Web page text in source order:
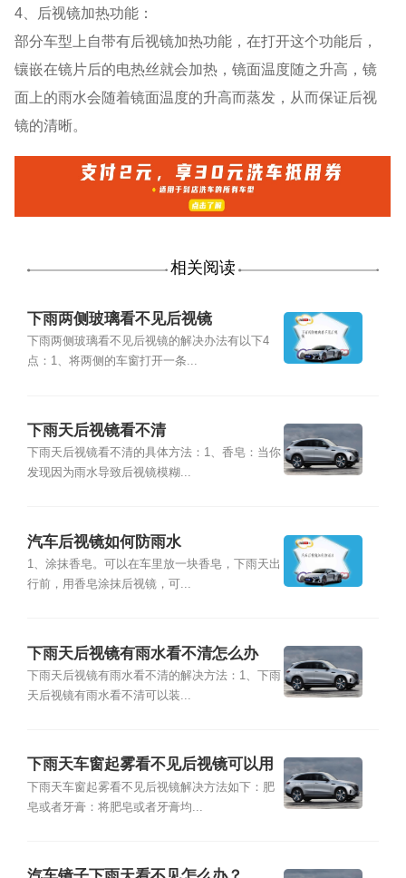
4、后视镜加热功能：
部分车型上自带有后视镜加热功能，在打开这个功能后，
镶嵌在镜片后的电热丝就会加热，镜面温度随之升高，镜
面上的雨水会随着镜面温度的升高而蒸发，从而保证后视
镜的清晰。
相关阅读
下雨两侧玻璃看不见后视镜
下雨两侧玻璃看不见后视镜的解决办法有以下4
点：1、将两侧的车窗打开一条...
下雨天后视镜看不清
下雨天后视镜看不清的具体方法：1、香皂：当你
发现因为雨水导致后视镜模糊...
汽车后视镜如何防雨水
1、涂抹香皂。可以在车里放一块香皂，下雨天出
行前，用香皂涂抹后视镜，可...
下雨天后视镜有雨水看不清怎么办
下雨天后视镜有雨水看不清的解决方法：1、下雨
天后视镜有雨水看不清可以装...
下雨天车窗起雾看不见后视镜可以用
什么解决？
下雨天车窗起雾看不见后视镜解决方法如下：肥
皂或者牙膏：将肥皂或者牙膏均...